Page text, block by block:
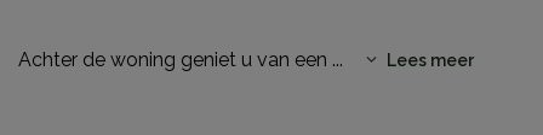
Achter de woning geniet u van een ... Lees meer